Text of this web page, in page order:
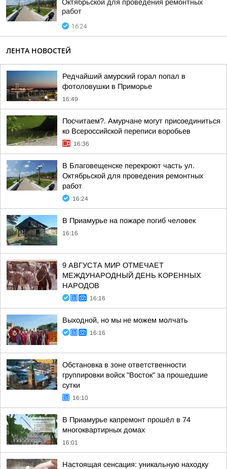
Октябрьской для проведения ремонтных
работ
16:24
ЛЕНТА НОВОСТЕЙ
Редчайший амурский горал попал в
фотоловушки в Приморье
16:49
Посчитаем?. Амурчане могут присоединиться
ко Всероссийской переписи воробьев
16:36
В Благовещенске перекроют часть ул.
Октябрьской для проведения ремонтных
работ
16:24
В Приамурье на пожаре погиб человек
16:16
9 АВГУСТА МИР ОТМЕЧАЕТ
МЕЖДУНАРОДНЫЙ ДЕНЬ КОРЕННЫХ
НАРОДОВ
16:16
Выходной, но мы не можем молчать
16:16
Обстановка в зоне ответственности
группировки войск "Восток" за прошедшие
сутки
16:10
В Приамурье капремонт прошёл в 74
многоквартирных домах
16:01
Настоящая сенсация: уникальную находку